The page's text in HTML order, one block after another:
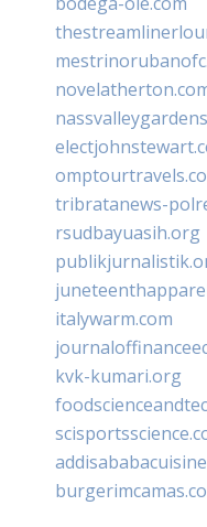
tribratanews-
rsudbayuasih.org
italywarm.com
kvk-kumari.org